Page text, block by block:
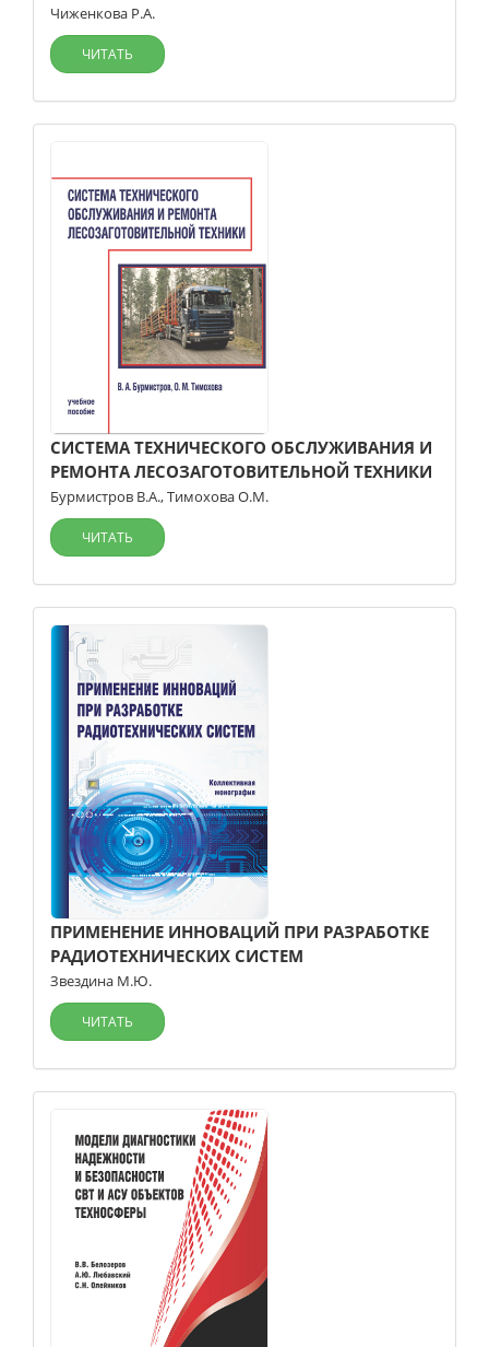
Чиженкова Р.А.
ЧИТАТЬ
СИСТЕМА ТЕХНИЧЕСКОГО ОБСЛУЖИВАНИЯ И
РЕМОНТА ЛЕСОЗАГОТОВИТЕЛЬНОЙ ТЕХНИКИ
Бурмистров В.А.,Тимохова О.М.
ЧИТАТЬ
ПРИМЕНЕНИЕ ИННОВАЦИЙ ПРИ РАЗРАБОТКЕ
РАДИОТЕХНИЧЕСКИХ СИСТЕМ
Звездина М.Ю.
ЧИТАТЬ